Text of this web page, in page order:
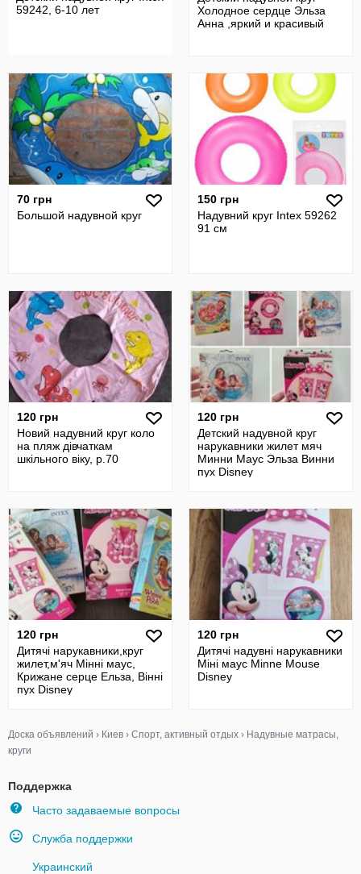
59242, 6-10 лет
Холодное сердце Эльза
Анна ,яркий и красивый
70 грн
Большой надувной круг
150 грн
Надувний круг Intex 59262
91 см
120 грн
Новий надувний круг коло
на пляж дівчаткам
шкільного віку, р.70
120 грн
Детский надувной круг
нарукавники жилет мяч
Минни Маус Эльза Винни
пух Disney
120 грн
Дитячі нарукавники,круг
жилет,м'яч Мінні маус,
Крижане серце Ельза, Вінні
пух Disney
120 грн
Дитячі надувні нарукавники
Міні маус Minne Mouse
Disney
Доска объявлений › Киев › Спорт, активный отдых › Надувные матрасы,
круги
Поддержка
Часто задаваемые вопросы
Служба поддержки
Украинский